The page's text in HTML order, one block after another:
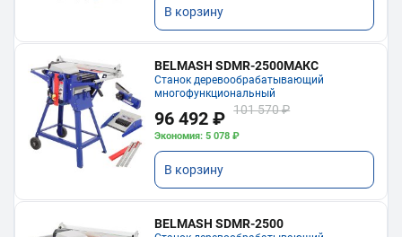
В корзину
BELMASH SDMR-2500МАКС
Станок деревообрабатывающий
многофункциональный
96 492 ₽ 101 570 ₽
Экономия: 5 078 ₽
В корзину
BELMASH SDMR-2500